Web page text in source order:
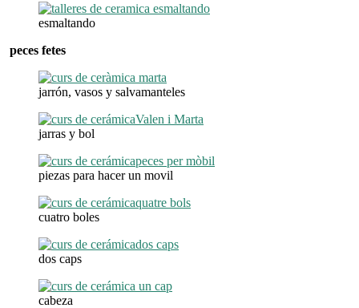
esmaltando
peces fetes
jarrón, vasos y salvamanteles
jarras y bol
piezas para hacer un movil
cuatro boles
dos caps
cabeza